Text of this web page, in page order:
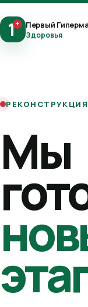
1+ Первый
Здоровья
Мы